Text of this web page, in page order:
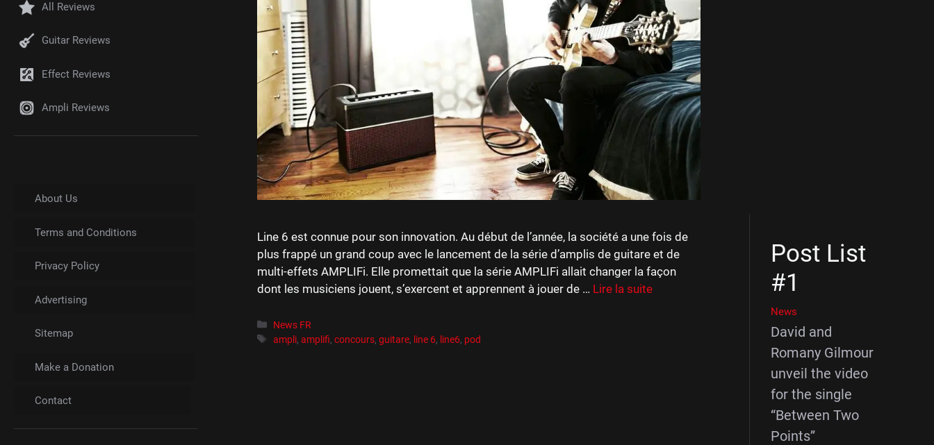
Line 6 est connue pour son innovation. Au début de l’année, la société a une fois de
plus frappé un grand coup avec le lancement de la série d’amplis de guitare et de
multi-effets AMPLIFi. Elle promettait que la série AMPLIFi allait changer la façon
dont les musiciens jouent, s’exercent et apprennent à jouer de … Lire la suite
Catégories
News FR
Étiquettes
ampli,amplifi,concours,guitare, line 6, line6, pod
All Reviews
Guitar Reviews
Effect Reviews
Ampli Reviews
About Us
Terms and Conditions
Privacy Policy
Advertising
Sitemap
Make a Donation
Contact
Post List
#1
News
David and
Romany Gilmour
unveil the video
for the single
“Between Two
Points”